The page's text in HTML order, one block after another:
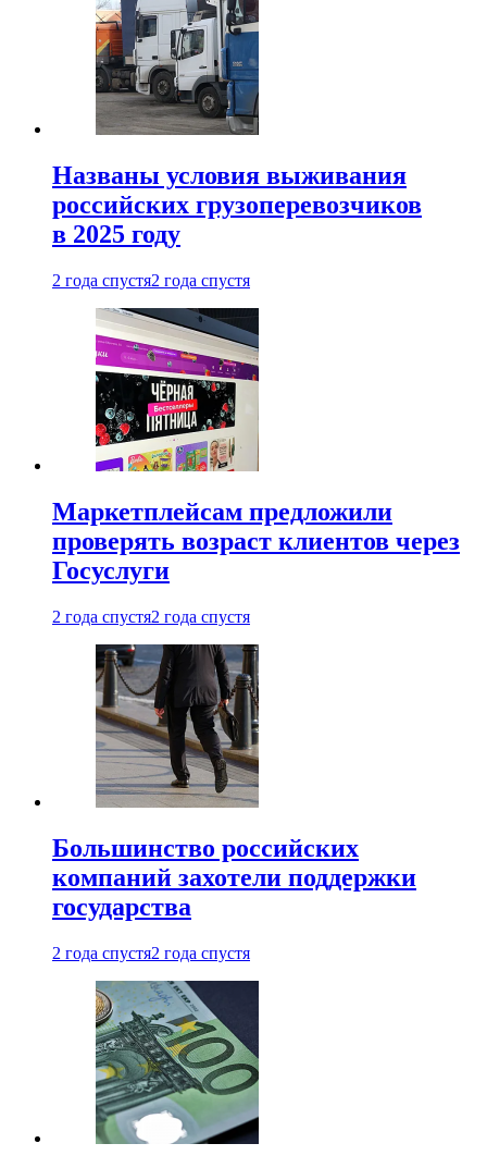
Названы условия выживания
российских грузоперевозчиков
в 2025 году
2 года спустя2 года спустя
Маркетплейсам предложили
проверять возраст клиентов через
Госуслуги
2 года спустя2 года спустя
Большинство российских
компаний захотели поддержки
государства
2 года спустя2 года спустя